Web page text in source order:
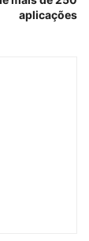
aplicações